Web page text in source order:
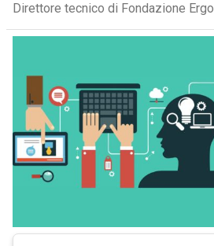
Direttore tecnico di Fondazione Ergo